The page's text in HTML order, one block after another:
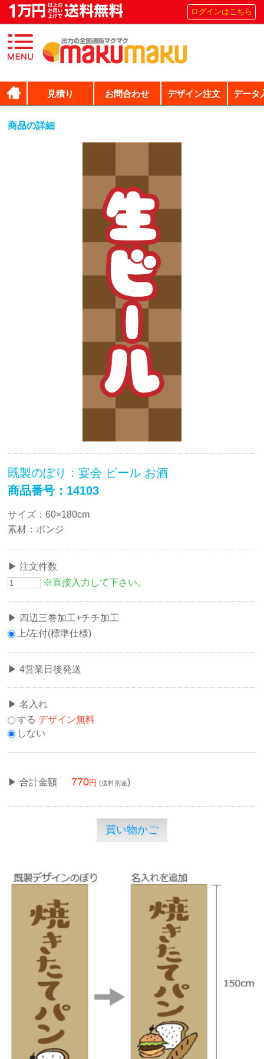
ログインはこちら
見積り お問合わせ デザイン注文 データ
商品の詳細
既製のぼり：宴会 ビール お酒
商品番号：14103
サイズ：60×180cm
素材：ポンジ
注文件数
※直接入力して下さい。
四辺三巻加工+チチ加工
上/左付(標準仕様)
4営業日後発送
名入れ
する デザイン無料
しない
合計金額 770 (送料別途)